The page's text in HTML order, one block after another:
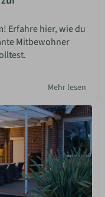
Erfahre hier, wie du
Mitbewohner
Mehr lesen